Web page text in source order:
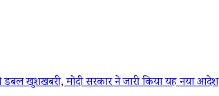
खुशखबरी, मोदी सरकार ने जारी किया यह नया आदेश